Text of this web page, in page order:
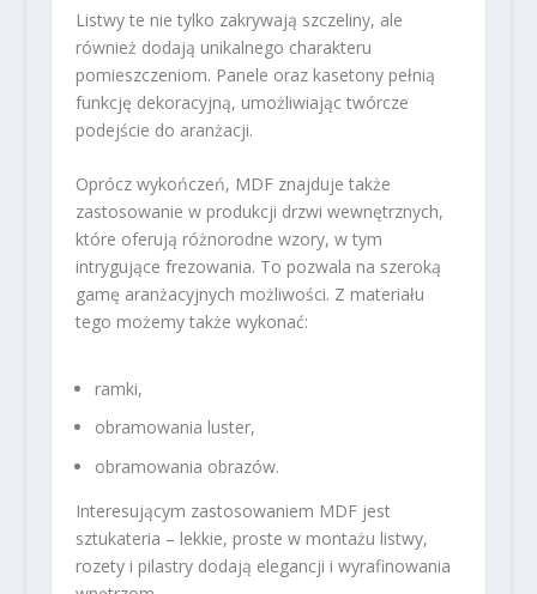
Listwy te nie tylko zakrywają szczeliny, ale
również dodają unikalnego charakteru
pomieszczeniom. Panele oraz kasetony pełnią
funkcję dekoracyjną, umożliwiając twórcze
podejście do aranżacji.
Oprócz wykończeń, MDF znajduje także
zastosowanie w produkcji drzwi wewnętrznych,
które oferują różnorodne wzory, w tym
intrygujące frezowania. To pozwala na szeroką
gamę aranżacyjnych możliwości. Z materiału
tego możemy także wykonać:
ramki,
obramowania luster,
obramowania obrazów.
Interesującym zastosowaniem MDF jest
sztukateria – lekkie, proste w montażu listwy,
rozety i pilastry dodają elegancji i wyrafinowania